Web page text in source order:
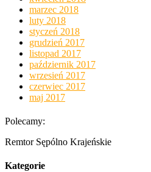
marzec 2018
luty 2018
styczeń 2018
grudzień 2017
listopad 2017
październik 2017
wrzesień 2017
czerwiec 2017
maj 2017
Polecamy:
Remtor Sępólno Krajeńskie
Kategorie